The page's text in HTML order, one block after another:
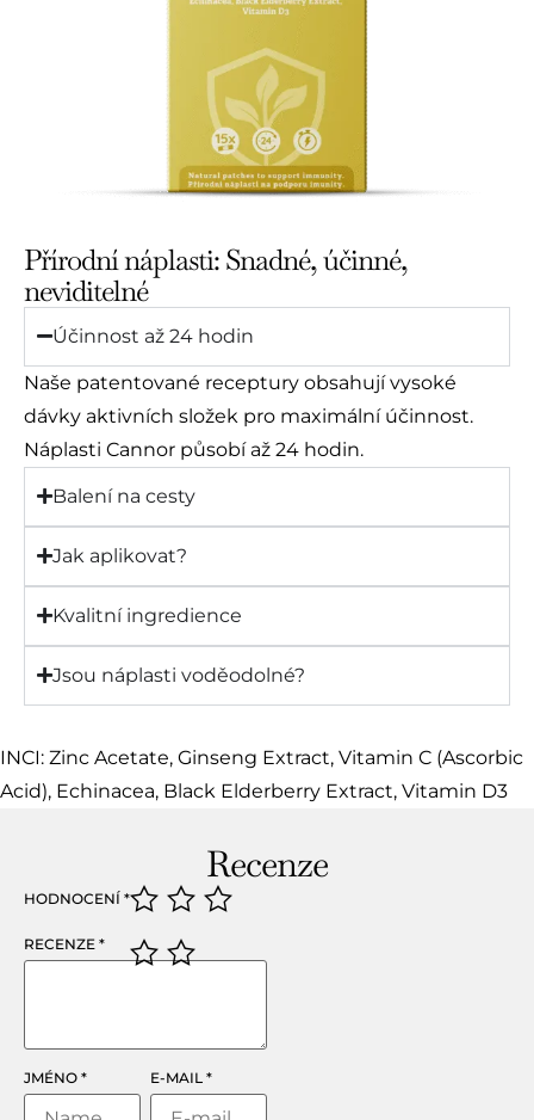
Přírodní náplasti: Snadné, účinné,
neviditelné
Účinnost až 24 hodin
Naše patentované receptury obsahují vysoké
dávky aktivních složek pro maximální účinnost.
Náplasti Cannor působí až 24 hodin.
Balení na cesty
Jak aplikovat?
Kvalitní ingredience
Jsou náplasti voděodolné?
INCI: Zinc Acetate, Ginseng Extract, Vitamin C (Ascorbic
Acid), Echinacea, Black Elderberry Extract, Vitamin D3
Recenze
HODNOCENÍ *
RECENZE *
JMÉNO * E-MAIL*